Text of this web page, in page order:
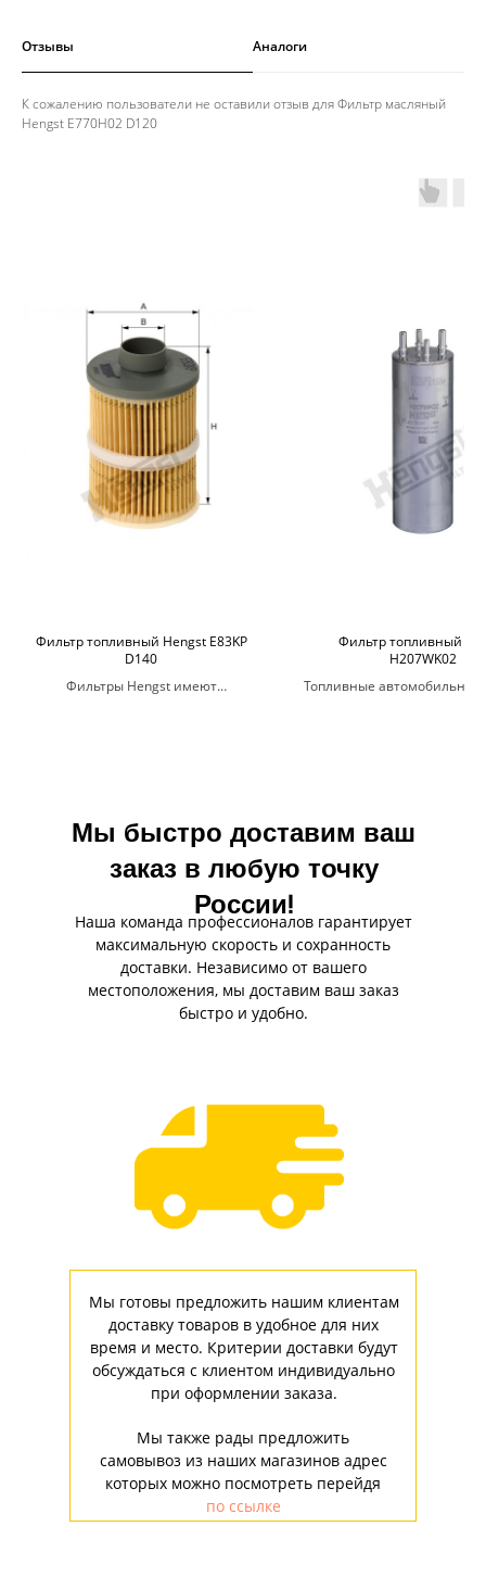
Отзывы Аналоги
К сожалению пользователи не оставили отзыв для Фильтр масляный
Hengst E770H02 D120
Фильтр топливный Hengst E83KP
D140
Фильтры Hengst имеют
Фильтр топливный
H207WK02
Топливные
Мы быстро доставим ваш
заказ в любую точку
России!
Мы готовы предложить нашим клиентам
доставку товаров в удобное для них
время и место. Критерии доставки будут
обсуждаться с клиентом индивидуально
при оформлении заказа.
Мы также рады предложить
самовывоз из наших магазинов адрес
которых можно посмотреть перейдя
по ссылке
Наша команда профессионалов гарантирует
максимальную скорость и сохранность
доставки. Независимо от вашего
местоположения, мы доставим ваш заказ
быстро и удобно.